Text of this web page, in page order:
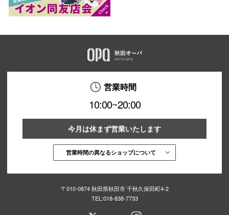
営業時間
10:00~20:00
今月は休まず営業いたします
営業時間の異なるショップについて
〒010-0874 秋田県秋田市 千秋久保田町4-2
TEL:018-838-7733